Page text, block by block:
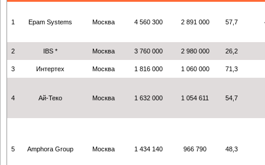
1 Еpam Systems Москва 4 560 300 2 891 000 57,7
2 IBS * Москва 3 760 000 2 980 000 26,2
3 Интертех Москва 1 816 000 1 060 000 71,3
4 Ай-Теко Москва 1 632 000 1 054 611 54,7
5 Amphora Group Москва 1 434 140 966 790 48,3